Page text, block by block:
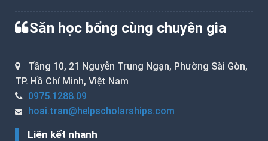
Săn học bổng cùng chuyên gia
Tầng 10, 21 Nguyễn Trung Ngạn, Phường Sài Gòn,
TP. Hồ Chí Minh, Việt Nam
0975.1288.09
hoai.tran@helpscholarships.com
Liên kết nhanh